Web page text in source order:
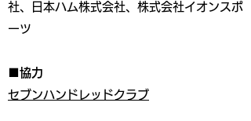
社、日本ハム株式会社、株式会社イオンスポ
ーツ
■協力
セブンハンドレッドクラブ